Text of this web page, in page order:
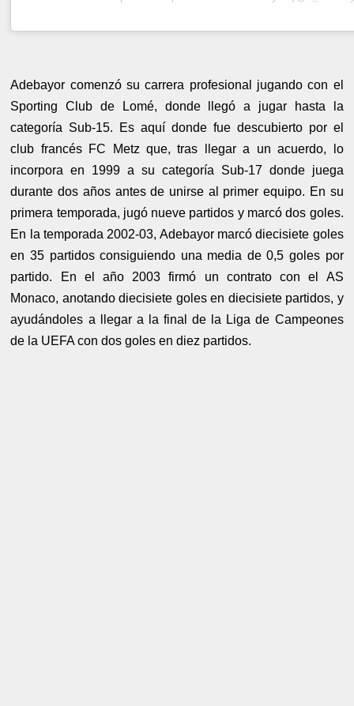
Adebayor comenzó su carrera profesional jugando con el
Sporting Club de Lomé, donde llegó a jugar hasta la
categoría Sub-15. Es aquí donde fue descubierto por el
club francés FC Metz que, tras llegar a un acuerdo, lo
incorpora en 1999 a su categoría Sub-17 donde juega
durante dos años antes de unirse al primer equipo. En su
primera temporada, jugó nueve partidos y marcó dos goles.
En la temporada 2002-03, Adebayor marcó diecisiete goles
en 35 partidos consiguiendo una media de 0,5 goles por
partido. En el año 2003 firmó un contrato con el AS
Monaco, anotando diecisiete goles en diecisiete partidos, y
ayudándoles a llegar a la final de la Liga de Campeones
de la UEFA con dos goles en diez partidos.